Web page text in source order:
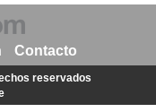
Contacto
reservados